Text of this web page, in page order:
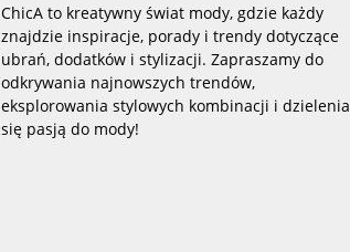
ChicA to kreatywny świat mody, gdzie każdy
znajdzie inspiracje, porady i trendy dotyczące
ubrań, dodatków i stylizacji. Zapraszamy do
odkrywania najnowszych trendów,
eksplorowania stylowych kombinacji i dzielenia
się pasją do mody!